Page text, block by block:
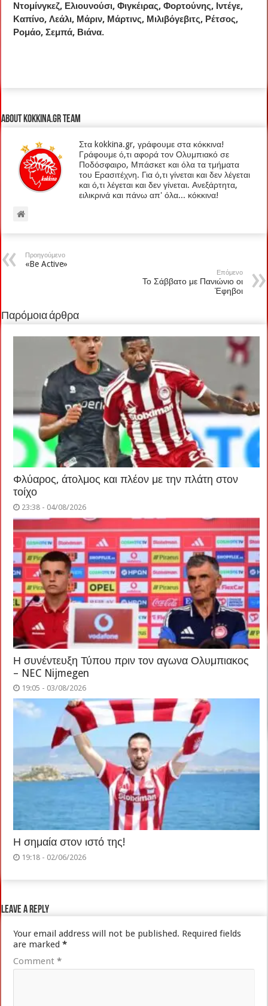
Ντομίνγκεζ, Ελιουνούσι, Φιγκέιρας, Φορτούνης, Ιντέγε,
Καπίνο, Λεάλι, Μάριν, Μάρτινς, Μιλιβόγεβιτς, Ρέτσος,
Ρομάο, Σεμπά, Βιάνα.
About kokkina.gr TEAM
Στα kokkina.gr, γράφουμε στα κόκκινα!
Γράφουμε ό,τι αφορά τον Ολυμπιακό σε
Ποδόσφαιρο, Μπάσκετ και όλα τα τμήματα
του Ερασιτέχνη. Για ό,τι γίνεται και δεν λέγεται
και ό,τι λέγεται και δεν γίνεται. Ανεξάρτητα,
ειλικρινά και πάνω απ' όλα... κόκκινα!
Προηγούμενο
«Be Active»
Επόμενο
Το Σάββατο με Πανιώνιο οι
Έφηβοι
Παρόμοια άρθρα
Φλύαρος, άτολμος και πλέον με την πλάτη στον
τοίχο
23:38 - 04/08/2026
Η συνέντευξη Τύπου πριν τον αγωνα Ολυμπιακος
– NEC Nijmegen
19:05 - 03/08/2026
Η σημαία στον ιστό της!
19:18 - 02/06/2026
Leave a Reply
Your email address will not be published. Required fields
are marked*
Comment*